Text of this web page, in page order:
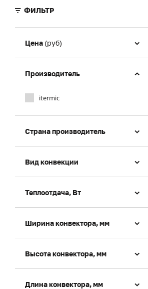
ФИЛЬТР
Цена (руб)
Производитель
itermic
Страна производитель
Вид конвекции
Теплоотдача, Вт
Ширина конвектора, мм
Высота конвектора, мм
Длина конвектора, мм